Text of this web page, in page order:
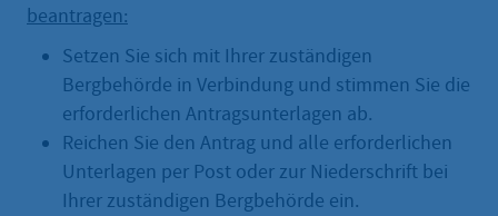
beantragen:
Setzen Sie sich mit Ihrer zuständigen
Bergbehörde in Verbindung und stimmen Sie die
erforderlichen Antragsunterlagen ab.
Reichen Sie den Antrag und alle erforderlichen
Unterlagen per Post oder zur Niederschrift bei
Ihrer zuständigen Bergbehörde ein.